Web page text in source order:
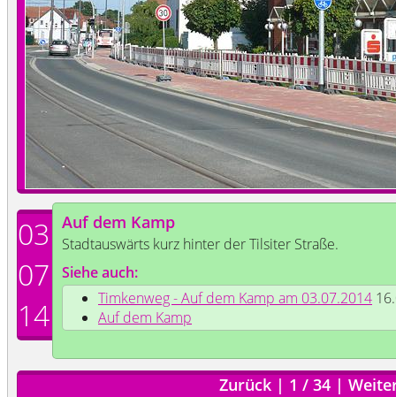
03
07
14
Auf dem Kamp
Stadtauswärts kurz hinter der Tilsiter Straße.
Siehe auch:
Timkenweg - Auf dem Kamp am 03.07.2014
Auf dem Kamp
Zurück | 1 / 34 |